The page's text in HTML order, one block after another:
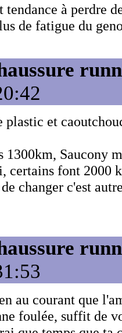
à perdre
de fatigue du
plastic et
Saucony
certains font 2000
changer c'est
au courant que
foulée, suffit de